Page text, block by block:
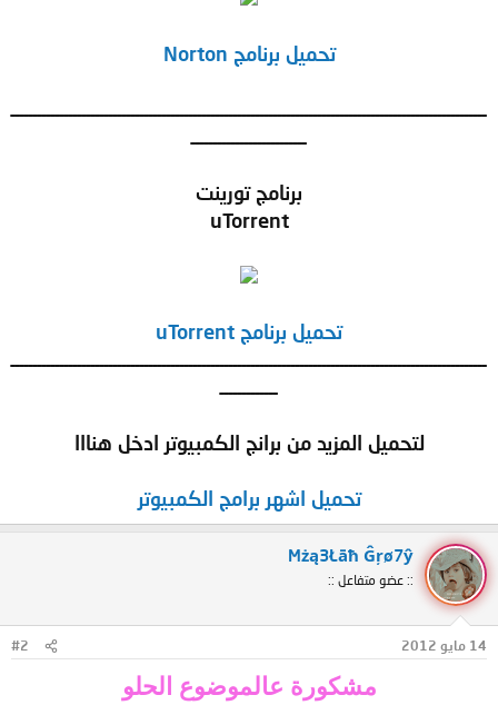
تحميل برنامج Norton
ـــــــــــــــــــــــــــــــــــــــــــــــــــــــــــــــــــــــــــــــــــــــــــــــــــــــــــ
ــــــــــــــــــــــــــ
برنامج تورينت
uTorrent
تحميل برنامج uTorrent
ـــــــــــــــــــــــــــــــــــــــــــــــــــــــــــــــــــــــــــــــــــــــــــــــــــــــــــ
ـــــــــــــ
لتحميل المزيد من برانج الكمبيوتر ادخل هنااا
تحميل اشهر برامج الكمبيوتر
Mżą3Łāħ Ĝŗø7ŷ
:: عضو متفاعل ::
14 مايو 2012 #2
مشكورة عالموضوع الحلو